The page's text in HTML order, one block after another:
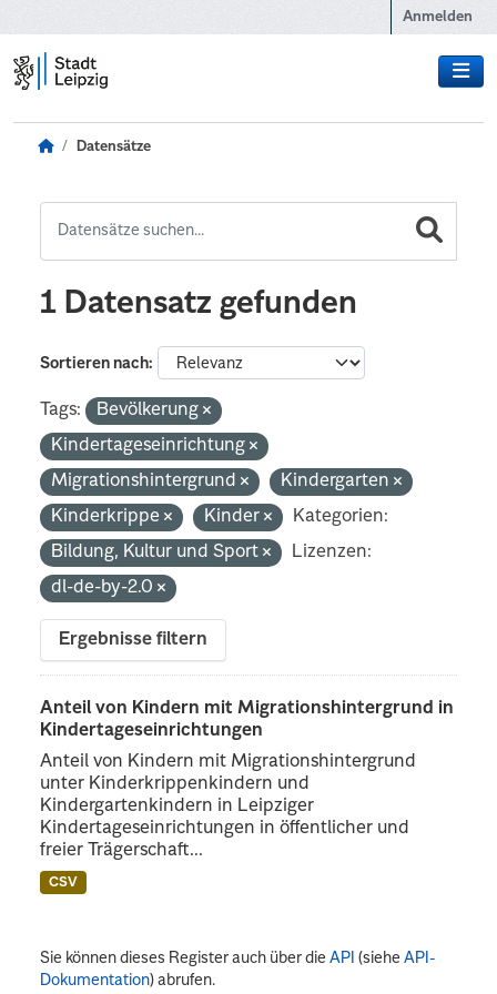
Anmelden
Datensätze
1 Datensatz gefunden
Sortieren nach
Tags:
Bevölkerung
Kindertageseinrichtung
Migrationshintergrund
Kindergarten
Kinderkrippe
Kinder
Kategorien:
Bildung, Kultur und Sport
Lizenzen:
dl-de-by-2.0
Ergebnisse filtern
Anteil von Kindern mit Migrationshintergrund in
Kindertageseinrichtungen
Anteil von Kindern mit Migrationshintergrund
unter Kinderkrippenkindern und
Kindergartenkindern in Leipziger
Kindertageseinrichtungen in öffentlicher und
freier Trägerschaft...
CSV
Sie können dieses Register auch über dieAPI (sieheAPI-
Dokumentation) abrufen.